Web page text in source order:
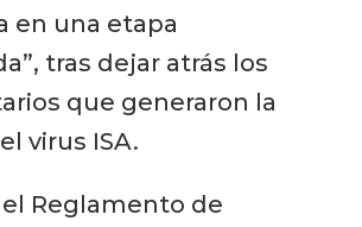
en una etapa
tras dejar atrás los
que generaron la
virus ISA.
Reglamento de